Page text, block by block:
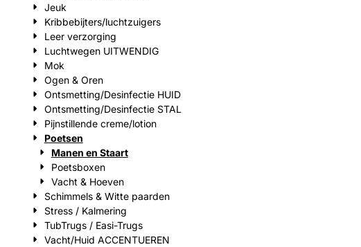
Jeuk
Kribbebijters/luchtzuigers
Leer verzorging
Luchtwegen UITWENDIG
Mok
Ogen & Oren
Ontsmetting/Desinfectie HUID
Ontsmetting/Desinfectie STAL
Pijnstillende creme/lotion
Poetsen
Manen en Staart
Poetsboxen
Vacht & Hoeven
Schimmels & Witte paarden
Stress / Kalmering
TubTrugs / Easi-Trugs
Vacht/Huid ACCENTUEREN